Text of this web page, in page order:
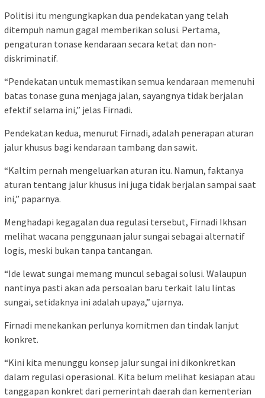
Politisi itu mengungkapkan dua pendekatan yang telah
ditempuh namun gagal memberikan solusi. Pertama,
pengaturan tonase kendaraan secara ketat dan non-
diskriminatif.
“Pendekatan untuk memastikan semua kendaraan memenuhi
batas tonase guna menjaga jalan, sayangnya tidak berjalan
efektif selama ini,” jelas Firnadi.
Pendekatan kedua, menurut Firnadi, adalah penerapan aturan
jalur khusus bagi kendaraan tambang dan sawit.
“Kaltim pernah mengeluarkan aturan itu. Namun, faktanya
aturan tentang jalur khusus ini juga tidak berjalan sampai saat
ini,” paparnya.
Menghadapi kegagalan dua regulasi tersebut, Firnadi Ikhsan
melihat wacana penggunaan jalur sungai sebagai alternatif
logis, meski bukan tanpa tantangan.
“Ide lewat sungai memang muncul sebagai solusi. Walaupun
nantinya pasti akan ada persoalan baru terkait lalu lintas
sungai, setidaknya ini adalah upaya,” ujarnya.
Firnadi menekankan perlunya komitmen dan tindak lanjut
konkret.
“Kini kita menunggu konsep jalur sungai ini dikonkretkan
dalam regulasi operasional. Kita belum melihat kesiapan atau
tanggapan konkret dari pemerintah daerah dan kementerian